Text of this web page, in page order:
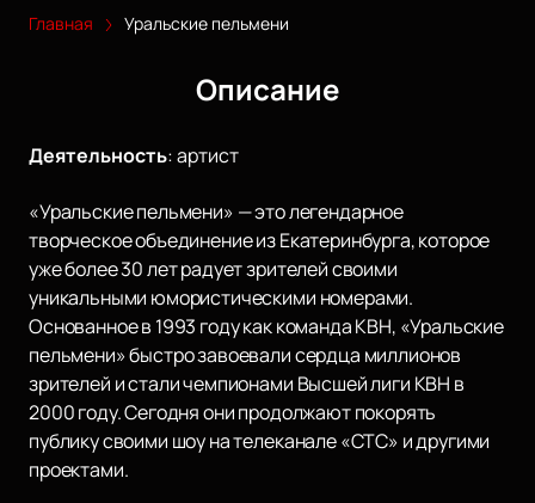
Главная Уральские пельмени
Описание
Деятельность:артист
«Уральские пельмени» — это легендарное
творческое объединение из Екатеринбурга, которое
уже более 30 лет радует зрителей своими
уникальными юмористическими номерами.
Основанное в 1993 году как команда КВН, «Уральские
пельмени» быстро завоевали сердца миллионов
зрителей и стали чемпионами Высшей лиги КВН в
2000 году. Сегодня они продолжают покорять
публику своими шоу на телеканале «СТС» и другими
проектами.